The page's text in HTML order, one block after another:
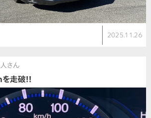
2025.11.26
さん
走破!!